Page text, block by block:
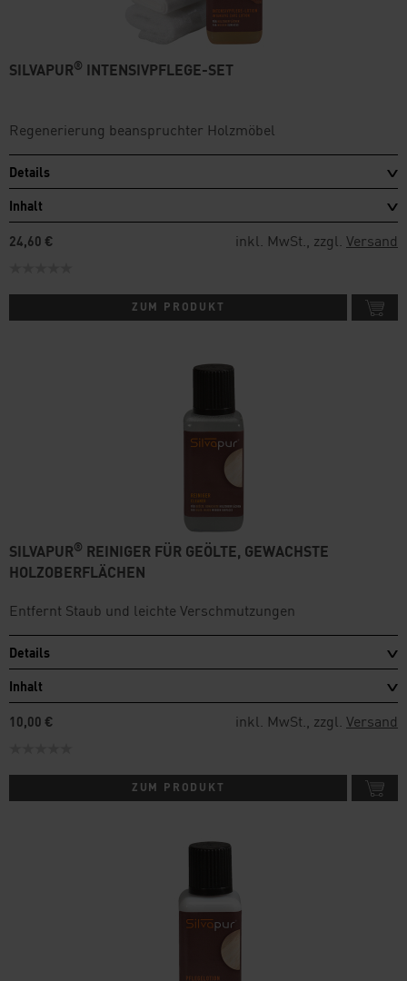
SILVAPUR® INTENSIVPFLEGE-SET
Regenerierung beanspruchter Holzmöbel
Details
Inhalt
24,60 €
inkl. MwSt., zzgl. Versand
ZUM PRODUKT
SILVAPUR® REINIGER FÜR GEÖLTE, GEWACHSTE
HOLZOBERFLÄCHEN
Entfernt Staub und leichte Verschmutzungen
Details
Inhalt
10,00 €
inkl. MwSt., zzgl. Versand
ZUM PRODUKT